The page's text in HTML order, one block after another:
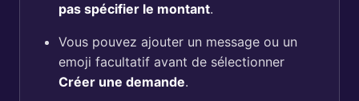
pas spécifier le montant.
Vous pouvez ajouter un message ou un
emoji facultatif avant de sélectionner
Créer une demande.